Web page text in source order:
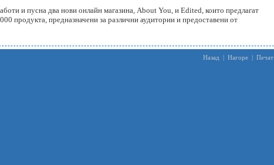
и пусна два нови онлайн магазина, About You, и Edited, които предлагат
продукта, предназначени за различни аудитории и предоставени от
Назад | Нагоре | Печат